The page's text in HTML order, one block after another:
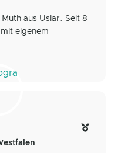
aus Uslar. Seit 8
eigenem